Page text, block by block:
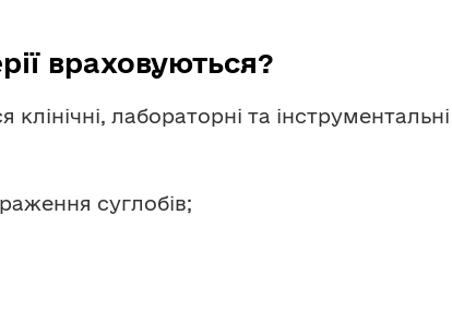
враховуються?
лабораторні та інструментальні
суглобів;